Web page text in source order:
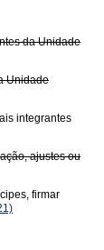
da Unidade
Unidade
integrantes
ajustes ou
firmar